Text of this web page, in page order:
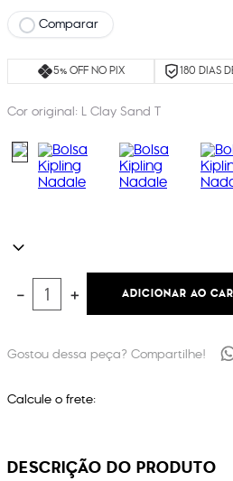
Comparar
5% OFF NO PIX 180 DIAS
Cor original: L Clay Sand T
＋
－ ADICIONAR AO
Calcule o frete:
DESCRIÇÃO DO PRODUTO